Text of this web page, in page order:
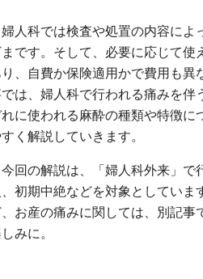
人科では検査や処置の内容によ
です。そして、必要に応じて使
、自費か保険適用かで費用も異
は、婦人科で行われる痛みを伴
に使われる麻酔の種類や特徴に
く解説していきます。
回の解説は、「婦人科外来」で
初期中絶などを対象としていま
お産の痛みに関しては、別記事
みに。